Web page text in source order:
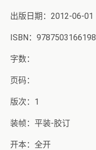
出版日期：2012-06-01
ISBN：9787503166198
字数：
页码：
版次：1
装帧：平装-胶订
开本：全开